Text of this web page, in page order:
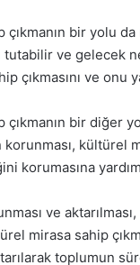
çıkmanın bir yolu
tutabilir ve
çıkmasını ve onu
bir diğer
kültürel
korumasına
ve
mirasa sahip
toplumun